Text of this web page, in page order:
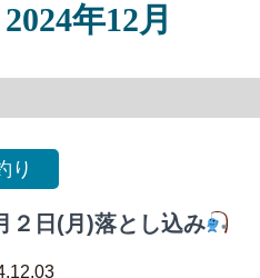
2024年12月
り
２日(月)落とし込み